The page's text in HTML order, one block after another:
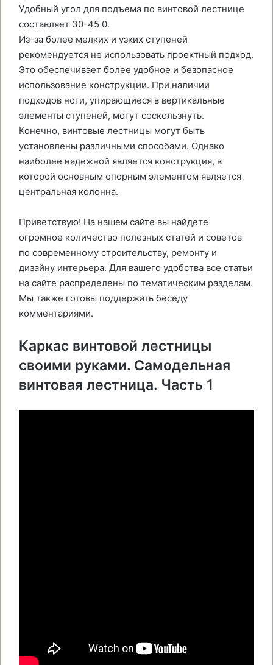
Удобный угол для подъема по винтовой лестнице
составляет 30-45 0.
Из-за более мелких и узких ступеней
рекомендуется не использовать проектный подход.
Это обеспечивает более удобное и безопасное
использование конструкции. При наличии
подходов ноги, упирающиеся в вертикальные
элементы ступеней, могут соскользнуть.
Конечно, винтовые лестницы могут быть
установлены различными способами. Однако
наиболее надежной является конструкция, в
которой основным опорным элементом является
центральная колонна.
Приветствую! На нашем сайте вы найдете
огромное количество полезных статей и советов
по современному строительству, ремонту и
дизайну интерьера. Для вашего удобства все статьи
на сайте распределены по тематическим разделам.
Мы также готовы поддержать беседу
комментариями.
Каркас винтовой лестницы
своими руками. Самодельная
винтовая лестница. Часть 1